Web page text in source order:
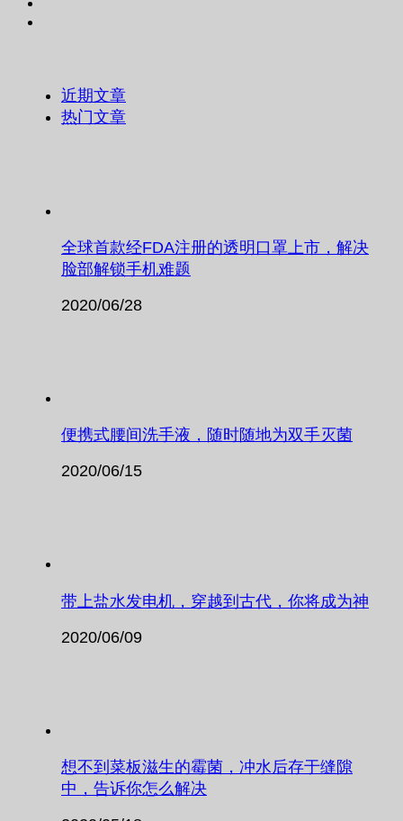
近期文章
热门文章
全球首款经FDA注册的透明口罩上市，解决
脸部解锁手机难题
2020/06/28
便携式腰间洗手液，随时随地为双手灭菌
2020/06/15
带上盐水发电机，穿越到古代，你将成为神
2020/06/09
想不到菜板滋生的霉菌，冲水后存于缝隙
中，告诉你怎么解决